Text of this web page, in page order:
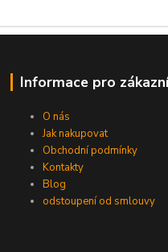
Informace pro
O nás
Jak nakupovat
Obchodní podmínky
Kontakty
Blog
odstoupení od smlouvy